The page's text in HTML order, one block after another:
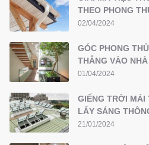
THEO PHONG
02/04/2024
GÓC PHONG
THẲNG VÀO
01/04/2024
GIẾNG TRỜI MÁI
LẤY SÁNG
21/01/2024